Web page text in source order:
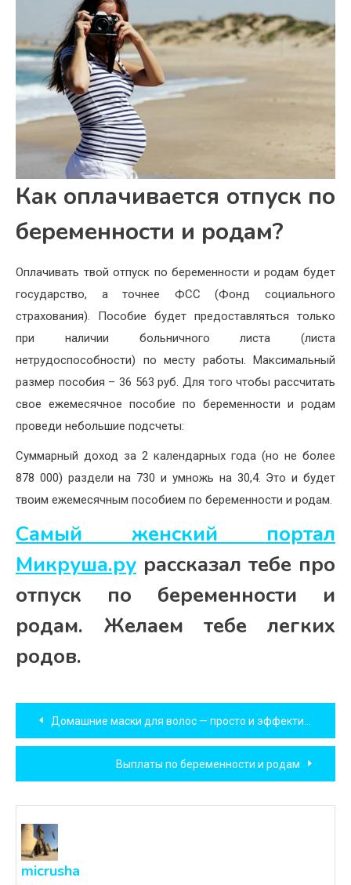
Как оплачивается отпуск по
беременности и родам?
Оплачивать твой отпуск по беременности и родам будет
государство, а точнее ФСС (Фонд социального
страхования). Пособие будет предоставляться только
при наличии больничного листа (листа
нетрудоспособности) по месту работы. Максимальный
размер пособия – 36 563 руб. Для того чтобы рассчитать
свое ежемесячное пособие по беременности и родам
проведи небольшие подсчеты:
Суммарный доход за 2 календарных года (но не более
878 000) раздели на 730 и умножь на 30,4. Это и будет
твоим ежемесячным пособием по беременности и родам.
Самый женский портал
Микруша.ру рассказал тебе про
отпуск по беременности и
родам. Желаем тебе легких
родов.
Навигация
по
записям
Домашние маски для волос — просто и эффективно!
Выплаты по беременности и родам
micrusha